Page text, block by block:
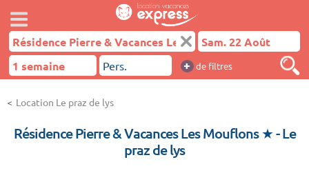
+ de filtres
Location Le praz de lys
Résidence Pierre & Vacances Les Mouflons ★- Le
praz de lys